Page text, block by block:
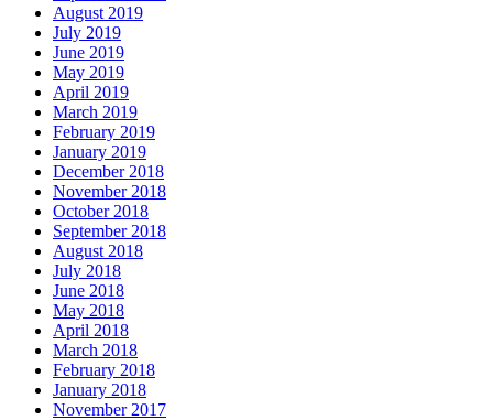
August 2019
July 2019
June 2019
May 2019
April 2019
March 2019
February 2019
January 2019
December 2018
November 2018
October 2018
September 2018
August 2018
July 2018
June 2018
May 2018
April 2018
March 2018
February 2018
January 2018
November 2017